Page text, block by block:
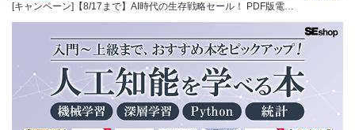
[キャンペーン]【8/17まで】AI時代の生存戦略セール！ PDF版電…